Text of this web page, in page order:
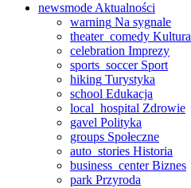
newsmode Aktualności
warning Na sygnale
theater_comedy Kultura
celebration Imprezy
sports_soccerSport
hiking Turystyka
school Edukacja
local_hospital Zdrowie
gavel Polityka
groups Społeczne
auto_stories Historia
business_centerBiznes
park Przyroda